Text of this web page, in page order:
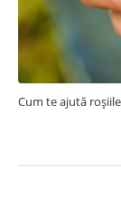
Cum te ajută